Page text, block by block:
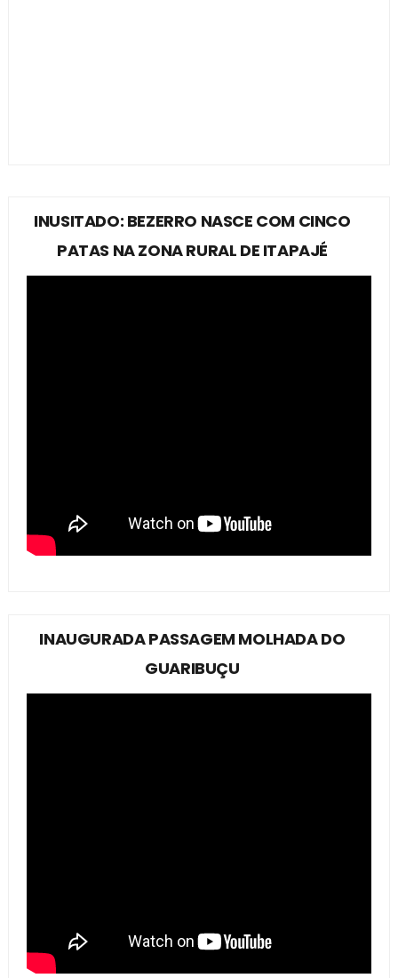
INUSITADO: BEZERRO NASCE COM CINCO
PATAS NA ZONA RURAL DE ITAPAJÉ
INAUGURADA PASSAGEM MOLHADA DO
GUARIBUÇU